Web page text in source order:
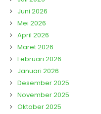
Juni 2026
Mei 2026
April 2026
Maret 2026
Februari 2026
Januari 2026
Desember 2025
November 2025
Oktober 2025